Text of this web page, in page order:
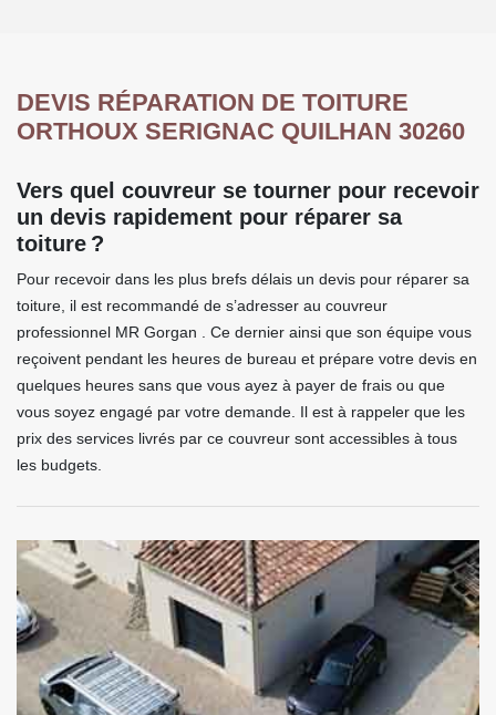
DEVIS RÉPARATION DE TOITURE
ORTHOUX SERIGNAC QUILHAN 30260
Vers quel couvreur se tourner pour recevoir
un devis rapidement pour réparer sa
toiture ?
Pour recevoir dans les plus brefs délais un devis pour réparer sa
toiture, il est recommandé de s’adresser au couvreur
professionnel MR Gorgan . Ce dernier ainsi que son équipe vous
reçoivent pendant les heures de bureau et prépare votre devis en
quelques heures sans que vous ayez à payer de frais ou que
vous soyez engagé par votre demande. Il est à rappeler que les
prix des services livrés par ce couvreur sont accessibles à tous
les budgets.